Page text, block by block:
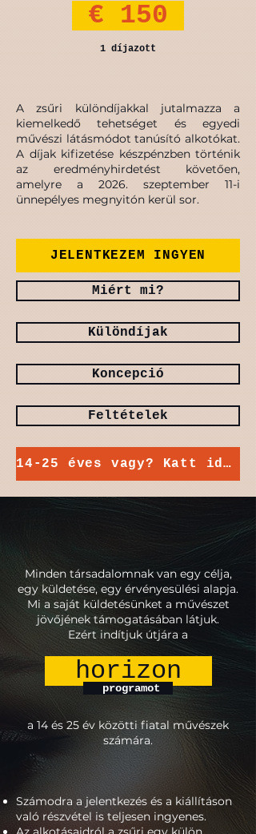
€ 150
1 díjazott
A zsűri különdíjakkal jutalmazza a
kiemelkedő tehetséget és egyedi
művészi látásmódot tanúsító alkotókat.
A díjak kifizetése készpénzben történik
az eredményhirdetést követően,
amelyre a 2026. szeptember 11-i
ünnepélyes megnyitón kerül sor.
JELENTKEZEM INGYEN
Miért mi?
Különdíjak
Koncepció
Feltételek
14-25 éves vagy? Katt ide!
Minden társadalomnak van egy célja,
egy küldetése, egy érvényesülési alapja.
Mi a saját küldetésünket a művészet
jövőjének támogatásában látjuk.
Ezért indítjuk útjára a
horizon
programot
a 14 és 25 év közötti fiatal művészek
számára.
Számodra a jelentkezés és a kiállításon
való részvétel is teljesen ingyenes.